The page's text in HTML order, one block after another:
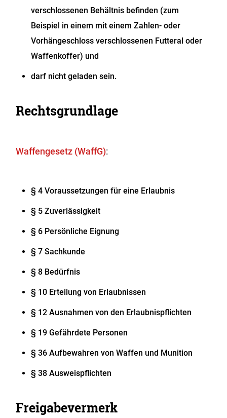
verschlossenen Behältnis befinden (zum
Beispiel in einem mit einem Zahlen- oder
Vorhängeschloss verschlossenen Futteral oder
Waffenkoffer) und
darf nicht geladen sein.
Rechtsgrundlage
Waffengesetz (WaffG):
§ 4 Voraussetzungen für eine Erlaubnis
§ 5 Zuverlässigkeit
§ 6 Persönliche Eignung
§ 7 Sachkunde
§ 8 Bedürfnis
§ 10 Erteilung von Erlaubnissen
§ 12 Ausnahmen von den Erlaubnispflichten
§ 19 Gefährdete Personen
§ 36 Aufbewahren von Waffen und Munition
§ 38 Ausweispflichten
Freigabevermerk